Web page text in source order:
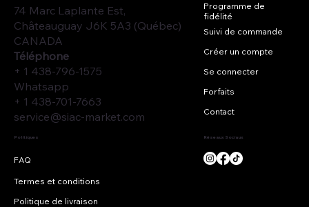
74 Marc Laplante Est,
Châteauguay J6K 5A3 (Québec)
CANADA
Téléphone
+ 1 438-796-1575
Whatsapp
+ 1 438-701-7663
service@siac-market.com
Programme de
fidélité
Suivi de commande
Créer un compte
Se connecter
Forfaits
Contact
Politiques
Termes et conditions
Politique de livraison
Réseaux Sociaux